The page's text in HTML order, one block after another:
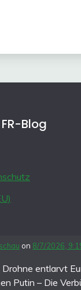
Blog
on 8/7/2026,
entlarvt
Putin – Die